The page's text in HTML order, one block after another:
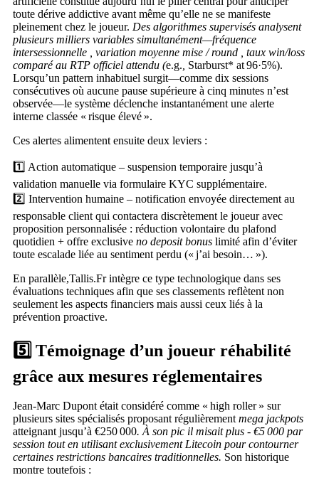
toute dérive addictive avant même qu’elle ne se manifeste
pleinement chez le joueur. Des algorithmes supervisés analysent
plusieurs milliers variables simultanément—fréquence
intersessionnelle , variation moyenne mise / round , taux win/loss
comparé au RTP officiel attendu (e.g. Starburst* at 96·5%).
Lorsqu’un pattern inhabituel surgit—comme dix sessions
consécutives où aucune pause supérieure à cinq minutes n’est
observée—le système déclenche instantanément une alerte
interne classée « risque élevé ».
Ces alertes alimentent ensuite deux leviers :
1️⃣ Action automatique – suspension temporaire jusqu’à
validation manuelle via formulaire KYC supplémentaire.
2️⃣ Intervention humaine – notification envoyée directement au
responsable client qui contactera discrètement le joueur avec
proposition personnalisée : réduction volontaire du plafond
quotidien + offre exclusive no deposit bonus limité afin d’éviter
toute escalade liée au sentiment perdu (« j’ai besoin… »).
En parallèle,Tallis.Fr intègre ce type technologique dans ses
évaluations techniques afin que ses classements reflètent non
seulement les aspects financiers mais aussi ceux liés à la
prévention proactive.
5️⃣ Témoignage d’un joueur réhabilité
grâce aux mesures réglementaires
Jean‑Marc Dupont était considéré comme « high roller » sur
plusieurs sites spécialisés proposant régulièrementmega jackpots
atteignant jusqu’à €250 000. À son pic il misait plus ‑ €5 000 par
session tout en utilisant exclusivement Litecoin pour contourner
certaines restrictions bancaires traditionnelles. Son historique
montre toutefois :